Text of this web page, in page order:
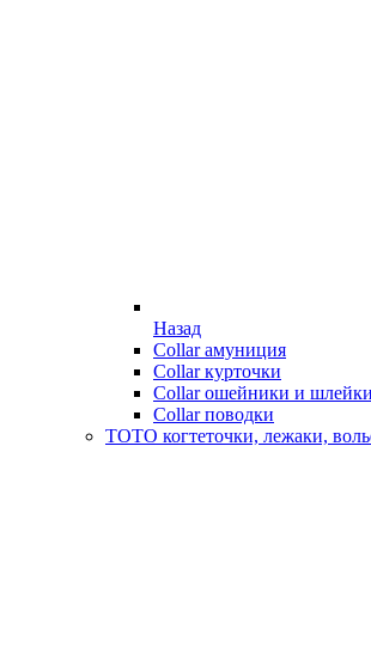
Назад
Collar амуниция
Collar курточки
Collar ошейники и шлейки
Collar поводки
ТОТО когтеточки, лежаки,